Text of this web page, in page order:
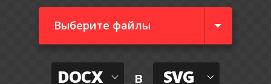
Выберите файлы
DOCX в SVG